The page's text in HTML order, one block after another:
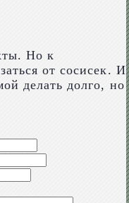
Но к
от сосисек. И
делать долго, но